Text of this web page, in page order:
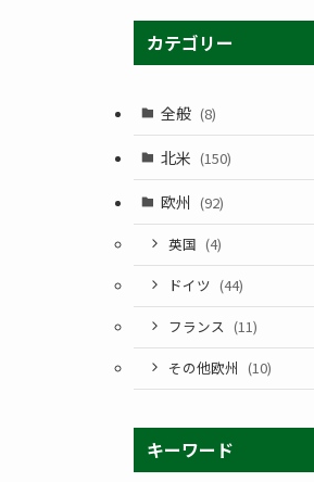
カテゴリー
全般 (8)
北米 (150)
欧州 (92)
英国 (4)
ドイツ (44)
フランス (11)
その他欧州 (10)
キーワード